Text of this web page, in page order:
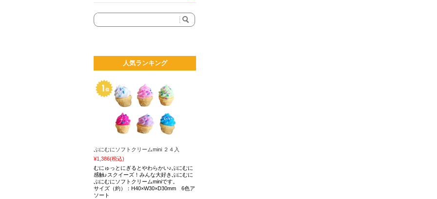
人気ランキング
ぷにむにソフトクリームmini ２４入
¥1,386(税込)
むにゅっとにぎるとやわらかい♪ぷにむに
感触♪スクイーズ！みんな大好きぷにむに
ぷにむにソフトクリームminiです。
サイズ（約）：H40×W30×D30mm 6色ア
ソート